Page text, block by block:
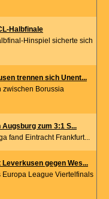
Halbfinale
Hinspiel sicherte sich
trennen sich Unent...
zwischen Borussia
zum 3:1 S...
fand Eintracht Frankfurt...
gegen Wes...
League Viertelfinals